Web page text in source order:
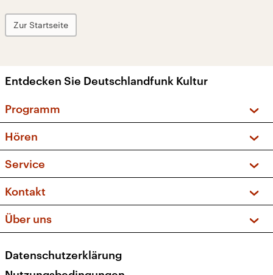
Zur Startseite
Entdecken Sie Deutschlandfunk Kultur
Programm
Sendungen und Podcasts
Musikliste
Kakadu – Das Kinderprogramm
Hören
Frequenzen (UKW + DAB+)
Service
FAQ
Apps
Newsletter
Veranstaltungen
Kontakt
Social Media
Über uns
Presse
Datenschutzerklärung